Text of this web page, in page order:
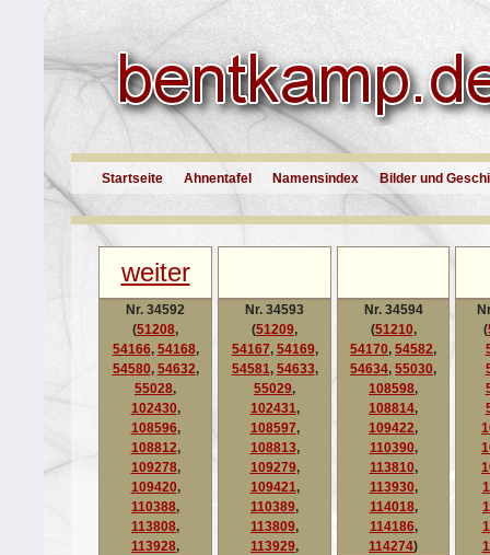
Startseite Ahnentafel Namensindex Bilder und
weiter
Nr. 34592
(51208,
54166, 54168,
54580, 54632,
55028,
102430,
108596,
108812,
109278,
109420,
110388,
113808,
113928,
Nr. 34593
(51209,
54167, 54169,
54581, 54633,
55029,
102431,
108597,
108813,
109279,
109421,
110389,
113809,
113929,
Nr. 34594
(51210,
54170, 54582,
54634, 55030,
108598,
108814,
109422,
110390,
113810,
113930,
114018,
114186,
114274)
(